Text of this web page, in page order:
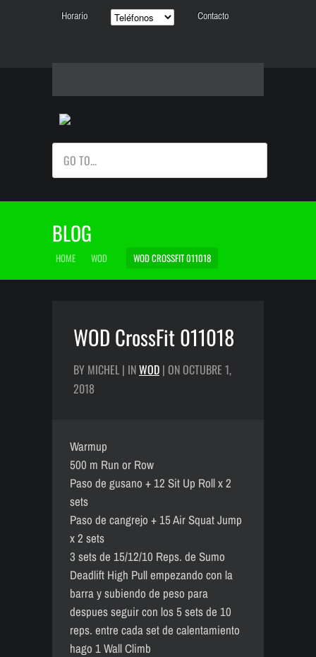
Horario Contacto
GO TO...
BLOG
HOME WOD WOD CROSSFIT 011018
WOD CrossFit 011018
BY MICHEL | INWOD | ON OCTUBRE 1,
2018
Warmup
500 m Run or Row
Paso de gusano + 12 Sit Up Roll x 2
sets
Paso de cangrejo + 15 Air Squat Jump
x 2 sets
3 sets de 15/12/10 Reps. de Sumo
Deadlift High Pull empezando con la
barra y subiendo de peso para
despues seguir con los 5 sets de 10
reps. entre cada set de calentamiento
hago 1 Wall Climb